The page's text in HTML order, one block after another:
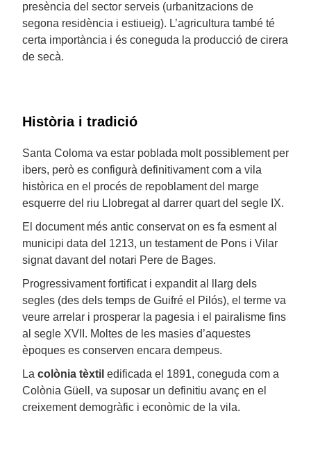
presència del sector serveis (urbanitzacions de
segona residència i estiueig). L’agricultura també té
certa importància i és coneguda la producció de cirera
de secà.
Història i tradició
Santa Coloma va estar poblada molt possiblement per
ibers, però es configurà definitivament com a vila
històrica en el procés de repoblament del marge
esquerre del riu Llobregat al darrer quart del segle IX.
El document més antic conservat on es fa esment al
municipi data del 1213, un testament de Pons i Vilar
signat davant del notari Pere de Bages.
Progressivament fortificat i expandit al llarg dels
segles (des dels temps de Guifré el Pilós), el terme va
veure arrelar i prosperar la pagesia i el pairalisme fins
al segle XVII. Moltes de les masies d’aquestes
èpoques es conserven encara dempeus.
La colònia tèxtil edificada el 1891, coneguda com a
Colònia Güell, va suposar un definitiu avanç en el
creixement demogràfic i econòmic de la vila.